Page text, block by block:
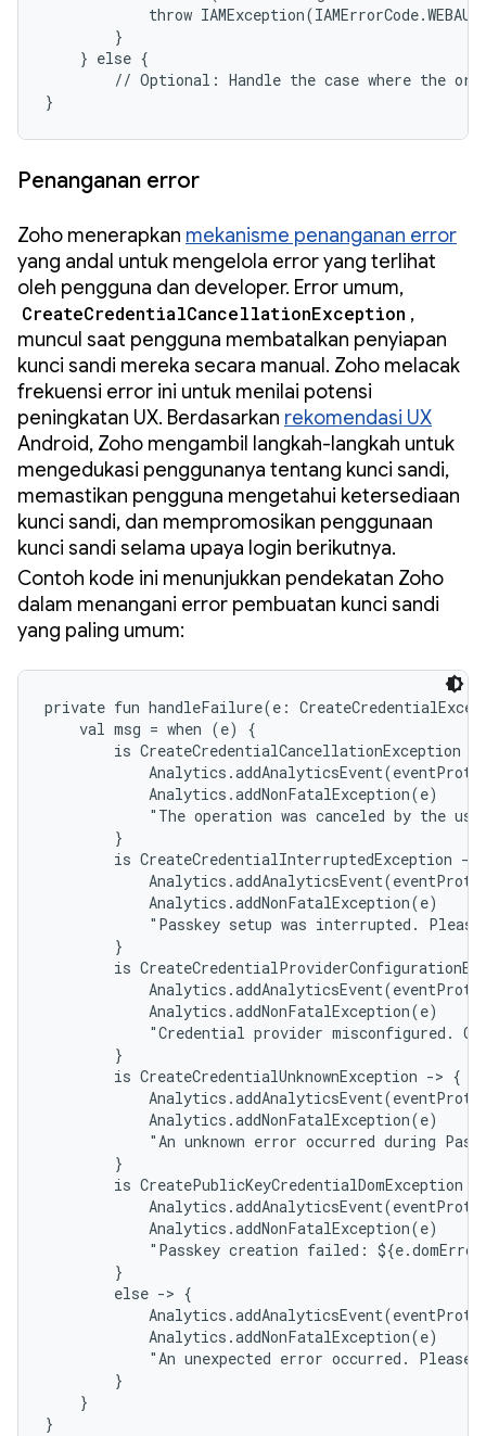
throw
        }
    } else {
// Optional: Handle the case where the
}
Penanganan error
Zoho menerapkan mekanisme penanganan error
yang andal untuk mengelola error yang terlihat
oleh pengguna dan developer. Error umum,
CreateCredentialCancellationException ,
muncul saat pengguna membatalkan penyiapan
kunci sandi mereka secara manual. Zoho melacak
frekuensi error ini untuk menilai potensi
peningkatan UX. Berdasarkan rekomendasi UX
Android, Zoho mengambil langkah-langkah untuk
mengedukasi penggunanya tentang kunci sandi,
memastikan pengguna mengetahui ketersediaan
kunci sandi, dan mempromosikan penggunaan
kunci sandi selama upaya login berikutnya.
Contoh kode ini menunjukkan pendekatan Zoho
dalam menangani error pembuatan kunci sandi
yang paling umum:
private fun handleFailure(e:
    val msg = when (e) {
is CreateCredentialCancellationException -
            Analytics.addNonFatalException(e)
"The operation was canceled by the
        }
is CreateCredentialInterruptedException ->
            Analytics.addNonFatalException(e)
"Passkey setup was interrupted.
        }
is
            Analytics.addNonFatalException(e)
"Credential provider misconfigured.
        }
        is CreateCredentialUnknownException -> {
            Analytics.addNonFatalException(e)
"An unknown error occurred during
        }
is CreatePublicKeyCredentialDomException -
            Analytics.addNonFatalException(e)
"Passkey creation failed:
        }
        else -> {
            Analytics.addNonFatalException(e)
"An unexpected error occurred. Please
        }
    }
}